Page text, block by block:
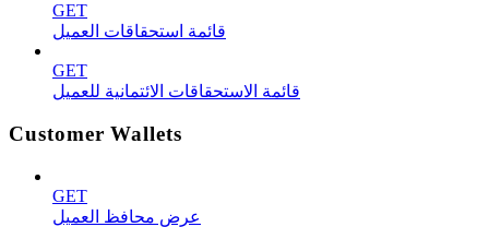
GET
قائمة استحقاقات العميل
GET
قائمة الاستحقاقات الائتمانية للعميل
Customer Wallets
GET
عرض محافظ العميل